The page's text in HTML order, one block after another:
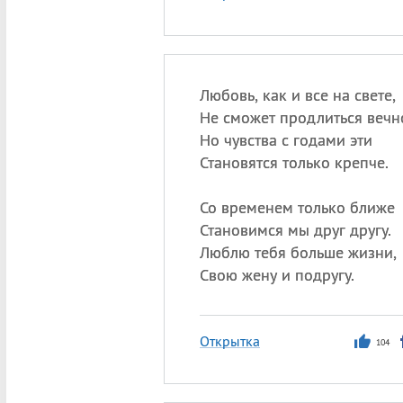
Любовь, как и все на свете,
Не сможет продлиться
Но чувства с годами эти
Становятся только крепче.
Со временем только ближе
Становимся мы друг другу.
Люблю тебя больше жизни,
Свою жену и подругу.
Открытка 104